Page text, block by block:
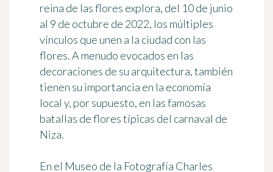
reina de las flores explora, del 10 de junio
al 9 de octubre de 2022, los múltiples
vínculos que unen a la ciudad con las
flores. A menudo evocados en las
decoraciones de su arquitectura, también
tienen su importancia en la economía
local y, por supuesto, en las famosas
batallas de flores típicas del carnaval de
Niza.
En el Museo de la Fotografía Charles